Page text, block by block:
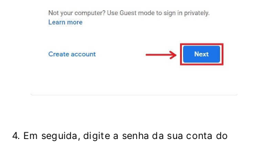
4. Em seguida, digite a senha da sua conta do